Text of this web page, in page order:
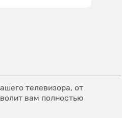
телевизора, от
вам полностью